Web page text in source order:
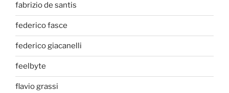
fabrizio de santis
federico fasce
federico giacanelli
feelbyte
flavio grassi